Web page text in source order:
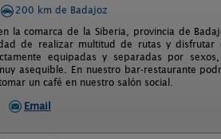
200 km de Badajoz
la comarca de la Siberia, provincia de
de realizar multitud de rutas y disfrutar
equipadas y separadas por
asequible. En nuestro bar-restaurante
un café en nuestro salón social.
Email